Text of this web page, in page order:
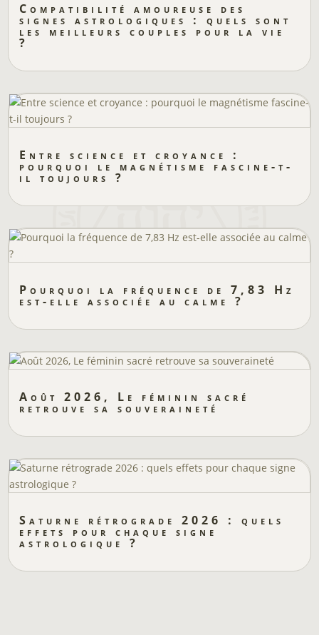
Compatibilité amoureuse des
signes astrologiques : quels sont
les meilleurs couples pour la vie
?
Entre science et croyance :
pourquoi le magnétisme fascine-t-
il toujours ?
Pourquoi la fréquence de 7,83 Hz
est-elle associée au calme ?
Août 2026, Le féminin sacré
retrouve sa souveraineté
Saturne rétrograde 2026 : quels
effets pour chaque signe
astrologique ?